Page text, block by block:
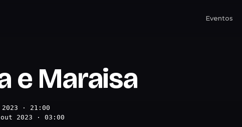
Eventos
e Maraisa
· 21:00
2023 · 03:00